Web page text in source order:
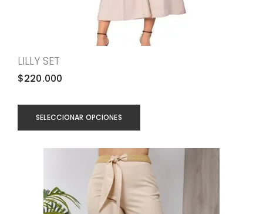
LILLY SET
$220.000
SELECCIONAR OPCIONES